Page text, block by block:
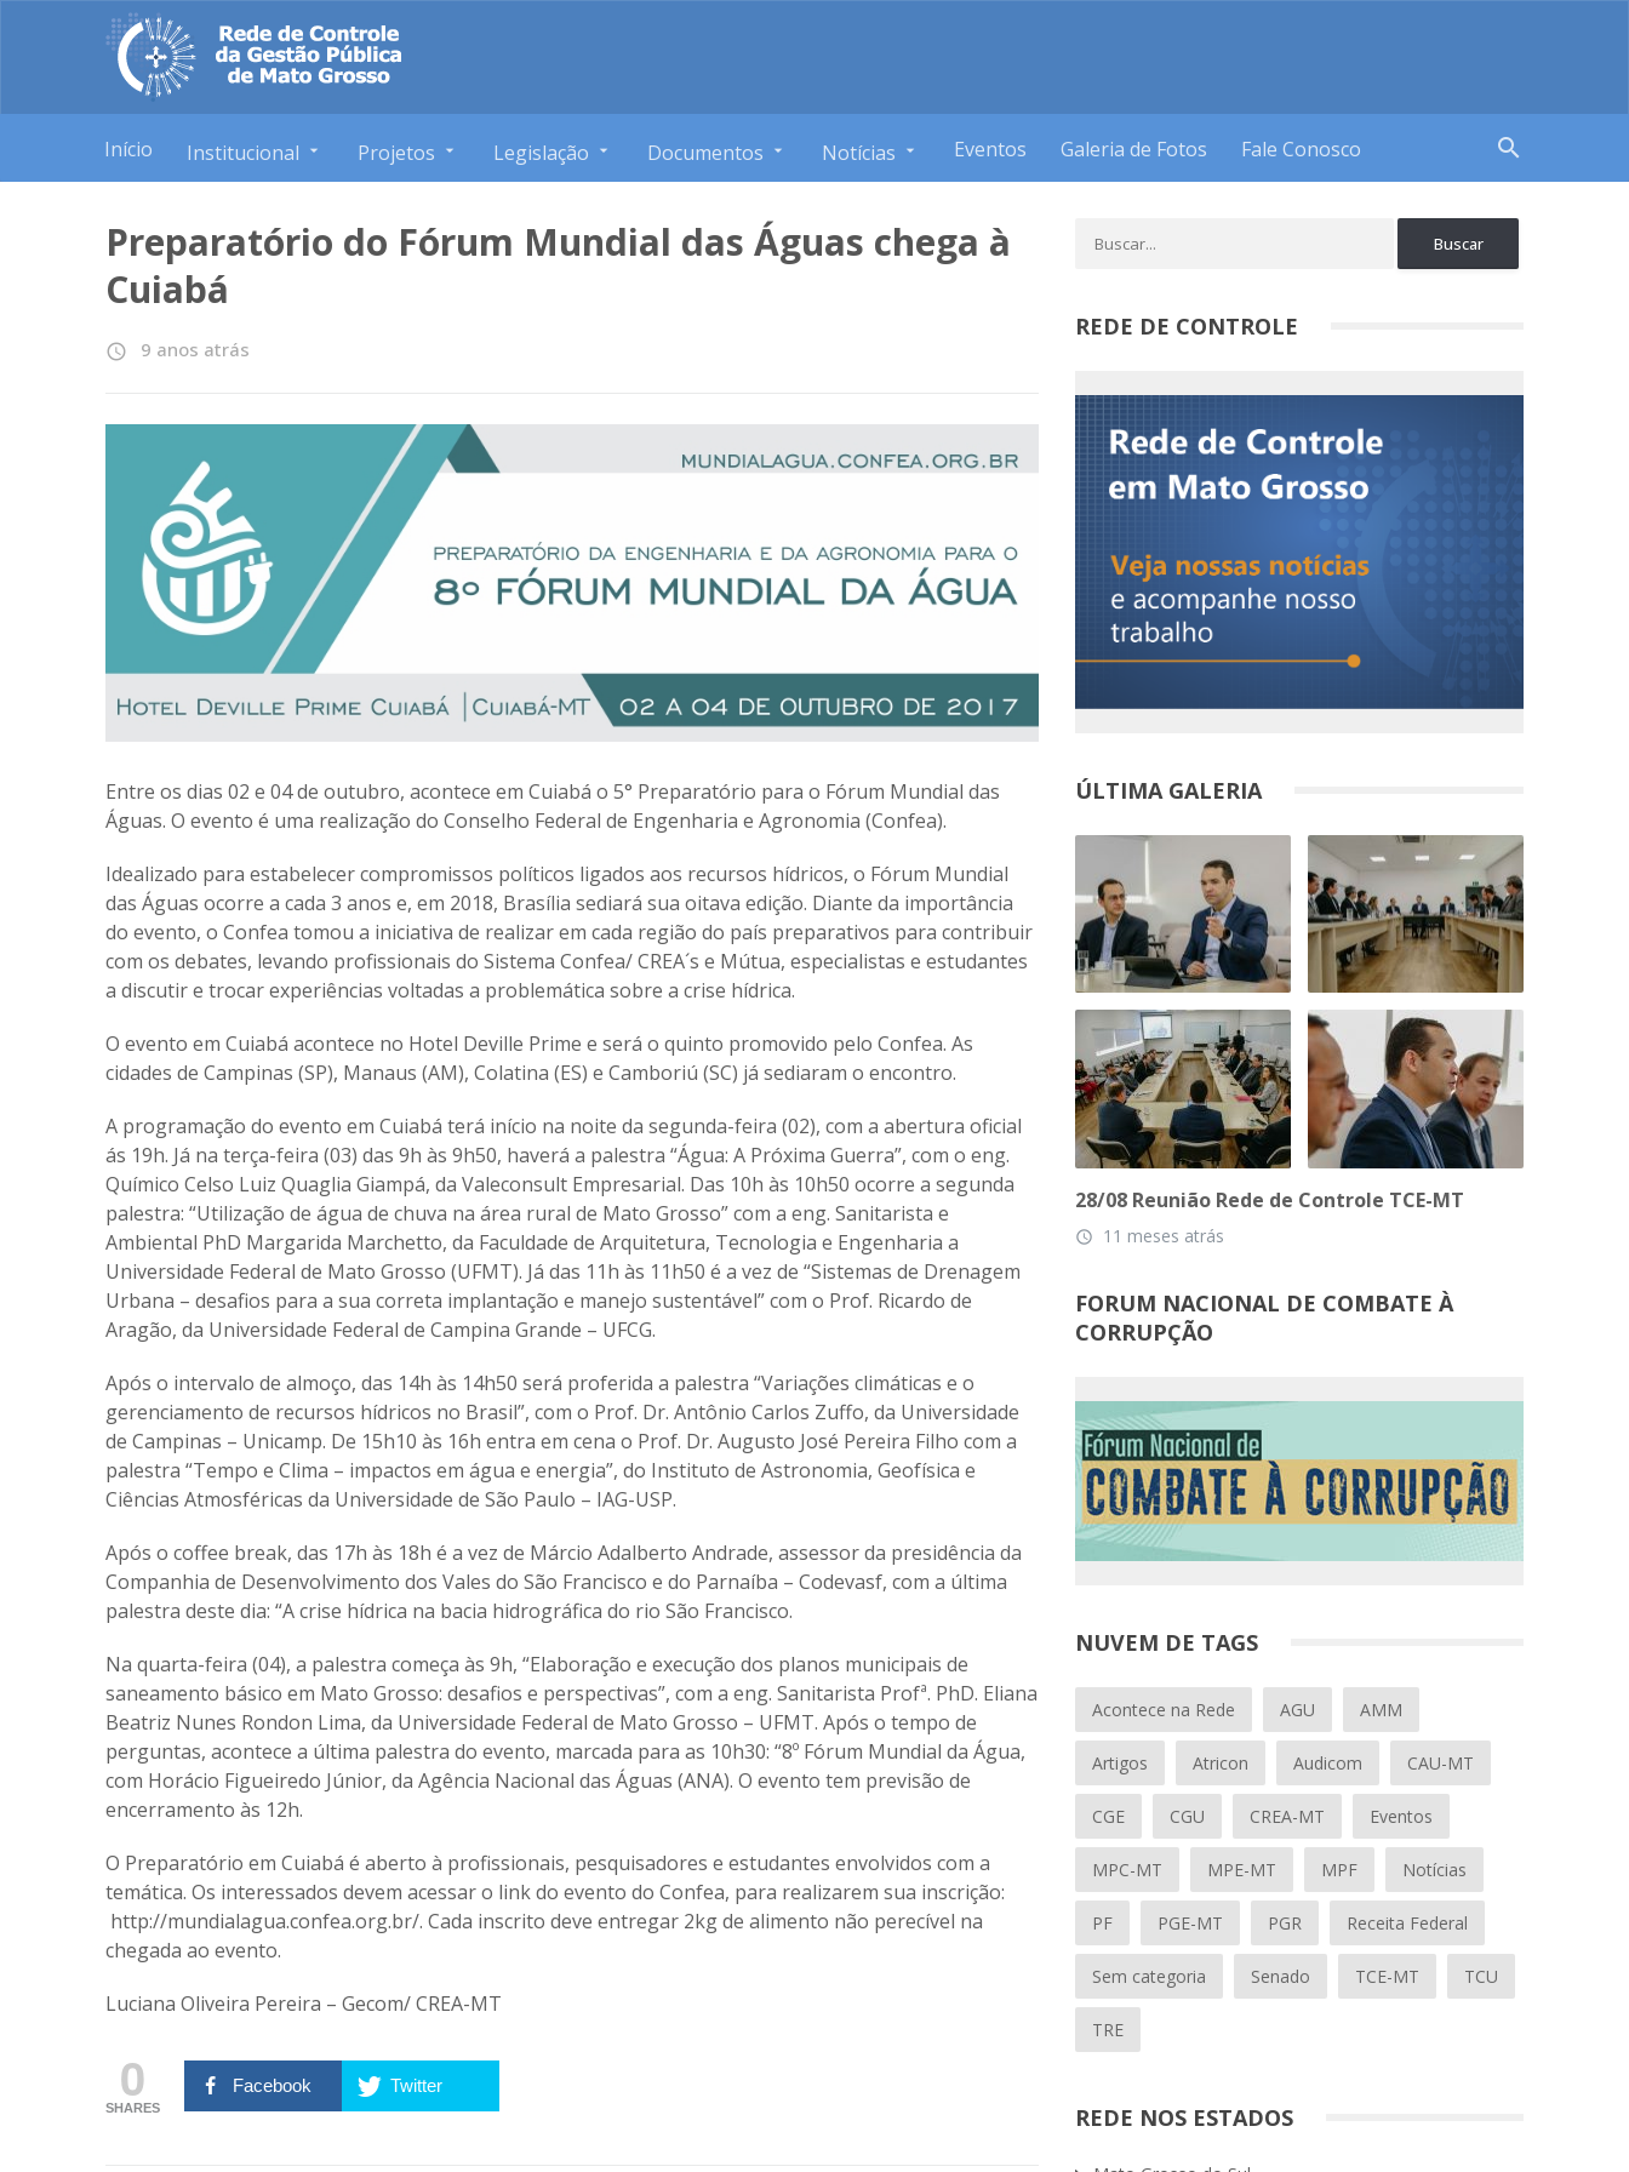
Início Institucional Projetos Legislação Documentos Notícias Eventos Galeria de Fotos Fale Conosco search
Preparatório do Fórum Mundial das Águas chega à
Cuiabá
access_time 9 anos atrás
Entre os dias 02 e 04 de outubro, acontece em Cuiabá o 5° Preparatório para o Fórum Mundial das
Águas. O evento é uma realização do Conselho Federal de Engenharia e Agronomia (Confea).
Idealizado para estabelecer compromissos políticos ligados aos recursos hídricos, o Fórum Mundial
das Águas ocorre a cada 3 anos e, em 2018, Brasília sediará sua oitava edição. Diante da importância
do evento, o Confea tomou a iniciativa de realizar em cada região do país preparativos para contribuir
com os debates, levando profissionais do Sistema Confea/ CREA´s e Mútua, especialistas e estudantes
a discutir e trocar experiências voltadas a problemática sobre a crise hídrica.
O evento em Cuiabá acontece no Hotel Deville Prime e será o quinto promovido pelo Confea. As
cidades de Campinas (SP), Manaus (AM), Colatina (ES) e Camboriú (SC) já sediaram o encontro.
A programação do evento em Cuiabá terá início na noite da segunda-feira (02), com a abertura oficial
ás 19h. Já na terça-feira (03) das 9h às 9h50, haverá a palestra “Água: A Próxima Guerra”, com o eng.
Químico Celso Luiz Quaglia Giampá, da Valeconsult Empresarial. Das 10h às 10h50 ocorre a segunda
palestra: “Utilização de água de chuva na área rural de Mato Grosso” com a eng. Sanitarista e
Ambiental PhD Margarida Marchetto, da Faculdade de Arquitetura, Tecnologia e Engenharia a
Universidade Federal de Mato Grosso (UFMT). Já das 11h às 11h50 é a vez de “Sistemas de Drenagem
Urbana – desafios para a sua correta implantação e manejo sustentável” com o Prof. Ricardo de
Aragão, da Universidade Federal de Campina Grande – UFCG.
Após o intervalo de almoço, das 14h às 14h50 será proferida a palestra “Variações climáticas e o
gerenciamento de recursos hídricos no Brasil”, com o Prof. Dr. Antônio Carlos Zuffo, da Universidade
de Campinas – Unicamp. De 15h10 às 16h entra em cena o Prof. Dr. Augusto José Pereira Filho com a
palestra “Tempo e Clima – impactos em água e energia”, do Instituto de Astronomia, Geofísica e
Ciências Atmosféricas da Universidade de São Paulo – IAG-USP.
Após o coffee break, das 17h às 18h é a vez de Márcio Adalberto Andrade, assessor da presidência da
Companhia de Desenvolvimento dos Vales do São Francisco e do Parnaíba – Codevasf, com a última
palestra deste dia: “A crise hídrica na bacia hidrográfica do rio São Francisco.
Na quarta-feira (04), a palestra começa às 9h, “Elaboração e execução dos planos municipais de
saneamento básico em Mato Grosso: desafios e perspectivas”, com a eng. Sanitarista Profª. PhD. Eliana
Beatriz Nunes Rondon Lima, da Universidade Federal de Mato Grosso – UFMT. Após o tempo de
perguntas, acontece a última palestra do evento, marcada para as 10h30: “8º Fórum Mundial da Água,
com Horácio Figueiredo Júnior, da Agência Nacional das Águas (ANA). O evento tem previsão de
encerramento às 12h.
O Preparatório em Cuiabá é aberto à profissionais, pesquisadores e estudantes envolvidos com a
temática. Os interessados devem acessar o link do evento do Confea, para realizarem sua inscrição:
http://mundialagua.confea.org.br/. Cada inscrito deve entregar 2kg de alimento não perecível na
chegada ao evento.
Luciana Oliveira Pereira – Gecom/ CREA-MT
0
SHARES
Facebook Twitter
REDE DE CONTROLE
ÚLTIMA GALERIA
28/08 Reunião Rede de Controle TCE-MT
access_time 11 meses atrás
FORUM NACIONAL DE COMBATE À
CORRUPÇÃO
NUVEM DE TAGS
Acontece na Rede AGU AMM
Artigos Atricon Audicom CAU-MT
CGE CGU CREA-MT Eventos
MPC-MT MPE-MT MPF Notícias
PF PGE-MT PGR Receita Federal
Sem categoria Senado TCE-MT TCU
TRE
REDE NOS ESTADOS